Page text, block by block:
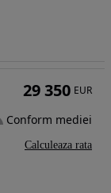
29 350 EUR
Conform mediei
Calculeaza rata